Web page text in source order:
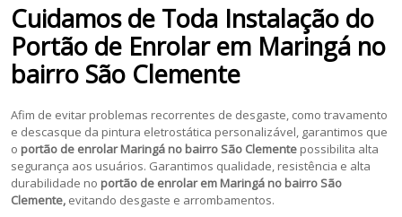
Cuidamos de Toda Instalação do
Portão de Enrolar em Maringá no
bairro São Clemente
Afim de evitar problemas recorrentes de desgaste, como travamento
e descasque da pintura eletrostática personalizável, garantimos que
o portão de enrolar Maringá no bairro São Clemente possibilita alta
segurança aos usuários. Garantimos qualidade, resistência e alta
durabilidade no portão de enrolar em Maringá no bairro São
Clemente, evitando desgaste e arrombamentos.